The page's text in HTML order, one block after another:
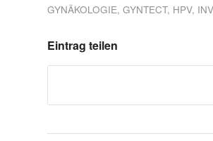
GYNÄKOLOGIE, GYNTECT, HPV,
Eintrag teilen